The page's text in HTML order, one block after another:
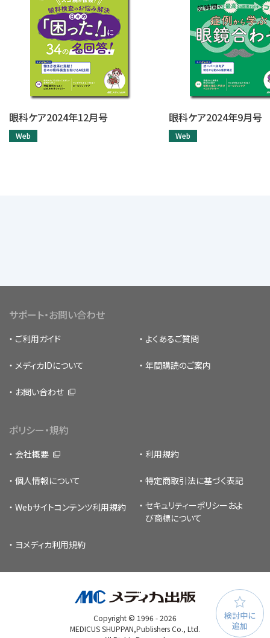
検討中に
追加
眼科ケア2024年12月号
Web
眼科ケア2024年9月号
Web
サポート・お問い合わせ
ご利用ガイド よくあるご質問
メディカIDについて 年間購読のご案内
お問い合わせ
ポリシー・規約
会社概要 利用規約
個人情報について 特定商取引法に基づく表記
Webサイトコンテンツ利用規約 セキュリティーポリシー およ
び商標について
ヨメディカ利用規約
Copyright © 1996 -2026
MEDICUS SHUPPAN,Publishers Co., Ltd.